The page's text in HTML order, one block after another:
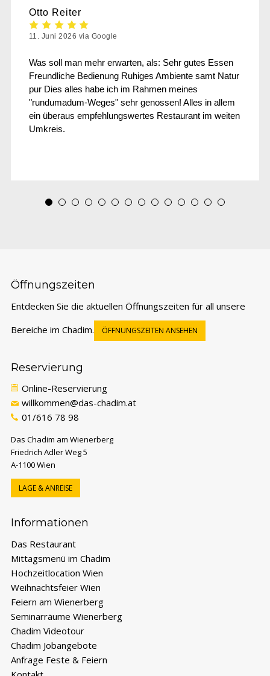
Otto Reiter
11. Juni 2026 via Google
Was soll man mehr erwarten, als: Sehr gutes Essen
Freundliche Bedienung Ruhiges Ambiente samt Natur
pur Dies alles habe ich im Rahmen meines
"rundumadum-Weges" sehr genossen! Alles in allem
ein überaus empfehlungswertes Restaurant im weiten
Umkreis.
Öffnungszeiten
Entdecken Sie die aktuellen Öffnungszeiten für all unsere
Bereiche im Chadim.
ÖFFNUNGSZEITEN ANSEHEN
Reservierung
Online-Reservierung
willkommen@das-chadim.at
01/616 78 98
Das Chadim am Wienerberg
Friedrich Adler Weg 5
A-1100 Wien
LAGE & ANREISE
Informationen
Das Restaurant
Mittagsmenü im Chadim
Hochzeitlocation Wien
Weihnachtsfeier Wien
Feiern am Wienerberg
Seminarräume Wienerberg
Chadim Videotour
Chadim Jobangebote
Anfrage Feste & Feiern
SEMINAR ANFRAGEN
Formular für Seminare und Meetings öffnen.
TELEFONTERMIN VEREINBAREN
PERSÖNLICHER TERMIN